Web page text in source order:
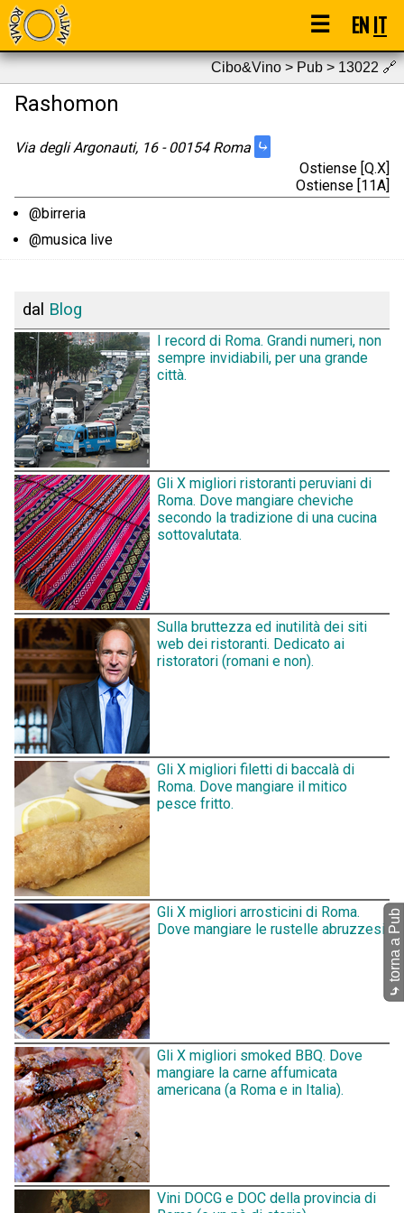
☰ ENIT
Cibo&Vino > Pub > 13022🔗
Rashomon
Via degli Argonauti, 16 - 00154 Roma ⤷
Ostiense [Q.X]
Ostiense [11A]
@birreria
@musica live
dal Blog
I record di Roma. Grandi numeri, non
sempre invidiabili, per una grande
città.
Gli X migliori ristoranti peruviani di
Roma. Dove mangiare cheviche
secondo la tradizione di una cucina
sottovalutata.
Sulla bruttezza ed inutilità dei siti
web dei ristoranti. Dedicato ai
ristoratori (romani e non).
Gli X migliori filetti di baccalà di
Roma. Dove mangiare il mitico
pesce fritto.
Gli X migliori arrosticini di Roma.
Dove mangiare le rustelle abruzzesi.
Gli X migliori smoked BBQ. Dove
mangiare la carne affumicata
americana (a Roma e in Italia).
Vini DOCG e DOC della provincia di
⤷
torna a Pub